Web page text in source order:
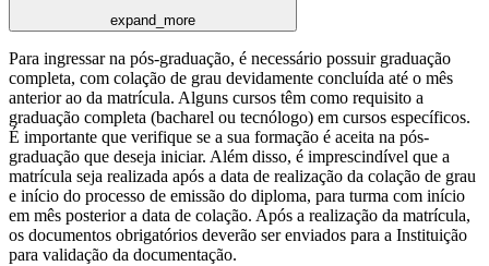
expand_more
Para ingressar na pós-graduação, é necessário possuir graduação
completa, com colação de grau devidamente concluída até o mês
anterior ao da matrícula. Alguns cursos têm como requisito a
graduação completa (bacharel ou tecnólogo) em cursos específicos.
É importante que verifique se a sua formação é aceita na pós-
graduação que deseja iniciar. Além disso, é imprescindível que a
matrícula seja realizada após a data de realização da colação de grau
e início do processo de emissão do diploma, para turma com início
em mês posterior a data de colação. Após a realização da matrícula,
os documentos obrigatórios deverão ser enviados para a Instituição
para validação da documentação.